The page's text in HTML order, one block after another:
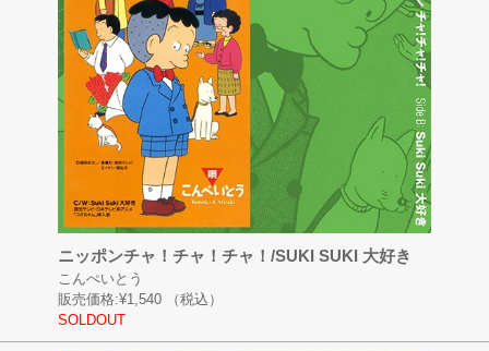
ニッポンチャ！チャ！チャ！/SUKI SUKI 大好き
こんぺいとう
販売価格:¥1,540
（税込）
SOLDOUT